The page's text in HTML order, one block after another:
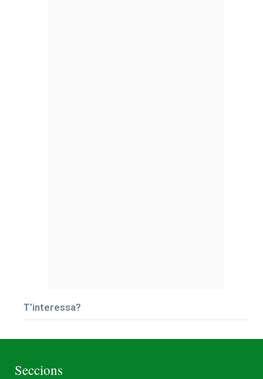
T’interessa?
Seccions